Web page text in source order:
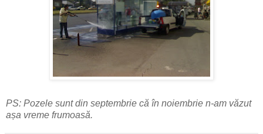
PS: Pozele sunt din septembrie că în noiembrie n-am văzut
așa vreme frumoasă.